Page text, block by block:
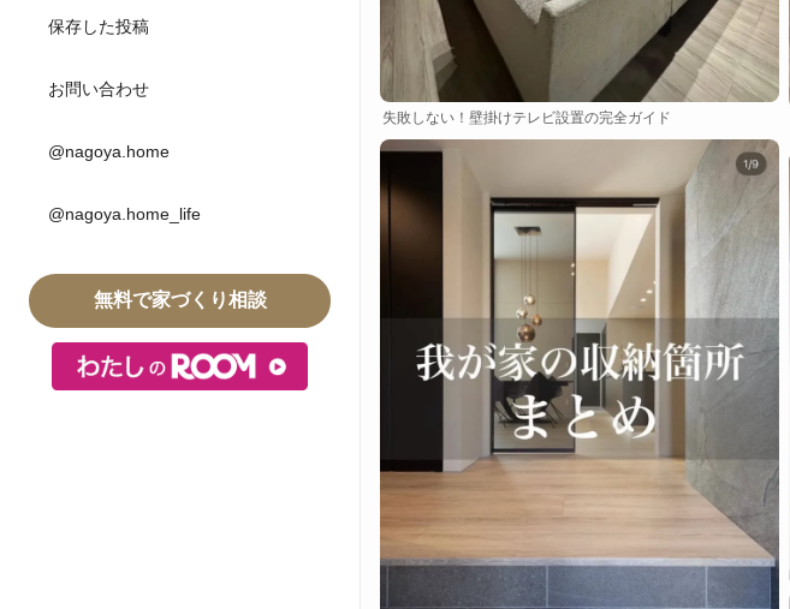
保存した投稿
お問い合わせ
@nagoya.home
@nagoya.home_life
無料で家づくり相談
失敗しない！壁掛けテレビ設置の完全ガイド